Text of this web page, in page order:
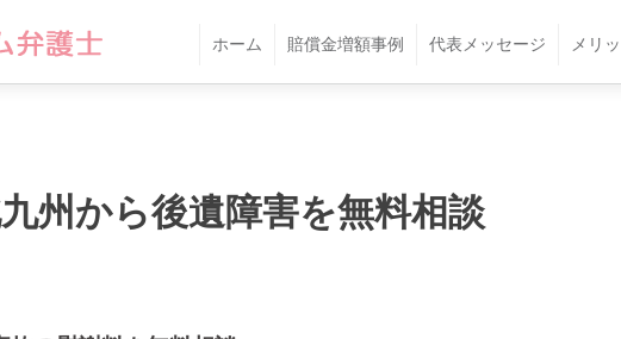
ホーム 賠償金増額事例 代表メッセージ メリ
州から後遺障害を無料相談